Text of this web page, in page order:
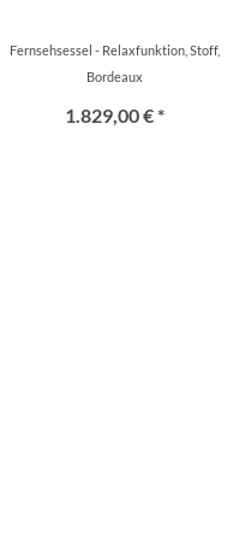
Fernsehsessel - Relaxfunktion, Stoff,
Bordeaux
1.829,00 € *